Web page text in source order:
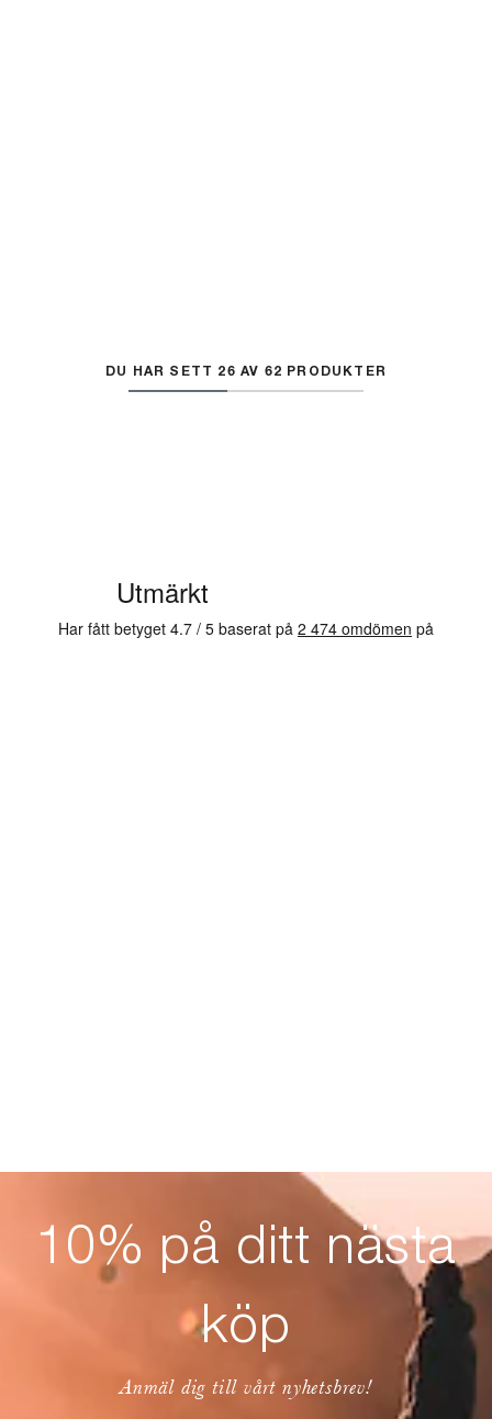
DU HAR SETT 26 AV 62 PRODUKTER
10% på ditt nästa
köp
Anmäl dig till vårt nyhetsbrev!